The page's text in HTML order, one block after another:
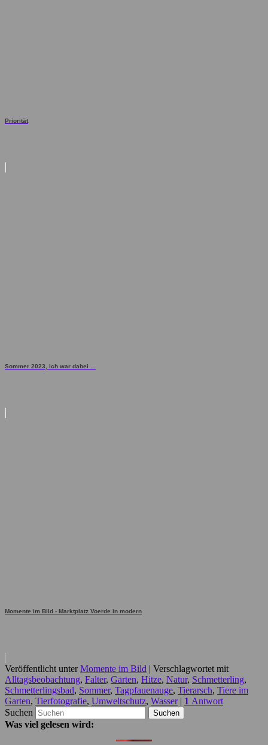
Priorität
Sommer 2023, ich war dabei ...
Momente im Bild - Marktplatz Voerde in modern
Veröffentlicht unter Momente im Bild | Verschlagwortet mit
Alltagsbeobachtung, Falter, Garten, Hitze, Natur, Schmetterling,
Schmetterlingsbad, Sommer, Tagpfauenauge, Tierarsch, Tiere im
Garten, Tierfotografie, Umweltschutz, Wasser | 1 Antwort
Suchen
Was viel gelesen wird: